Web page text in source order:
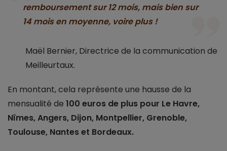
remboursement sur 12 mois, mais bien sur
14 mois en moyenne, voire plus !
Maël Bernier, Directrice de la communication de
Meilleurtaux.
En montant, cela représente une hausse de la
mensualité de 100 euros de plus pour Le Havre,
Nîmes, Angers, Dijon, Montpellier, Grenoble,
Toulouse, Nantes et Bordeaux.